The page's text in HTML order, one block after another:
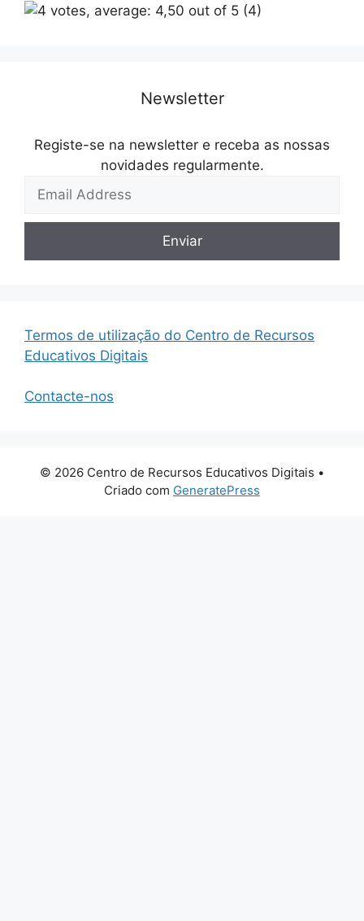
(4)
Newsletter
Registe-se na newsletter e receba as nossas
novidades regularmente.
Termos de utilização do Centro de Recursos
Educativos Digitais
Contacte-nos
© 2026 Centro de Recursos Educativos Digitais •
Criado com GeneratePress